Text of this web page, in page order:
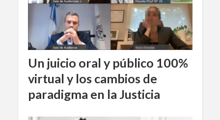
Un juicio oral y público 100%
virtual y los cambios de
paradigma en la Justicia